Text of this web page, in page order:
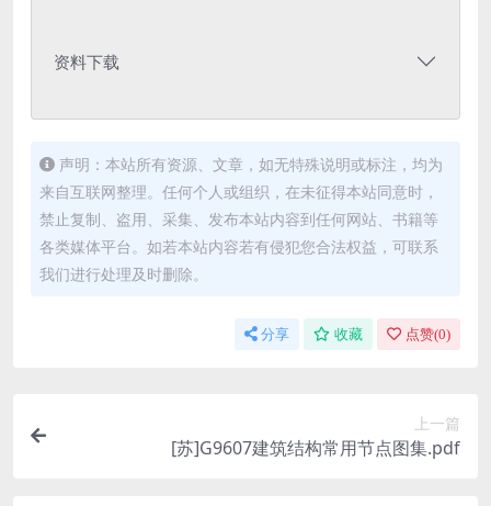
资料下载
声明：本站所有资源、文章，如无特殊说明或标注，均为
来自互联网整理。任何个人或组织，在未征得本站同意时，
禁止复制、盗用、采集、发布本站内容到任何网站、书籍等
各类媒体平台。如若本站内容若有侵犯您合法权益，可联系
我们进行处理及时删除。
分享 收藏 点赞(0)
上一篇
[苏]G9607建筑结构常用节点图集.pdf